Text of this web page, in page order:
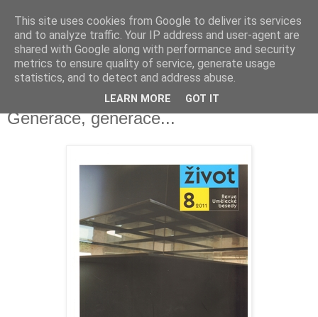
Ivan Binar
webové stránky spisovatele
neděle 29. dubna 2012
Generace, generace...
This site uses cookies from Google to deliver its services
and to analyze traffic. Your IP address and user-agent are
shared with Google along with performance and security
metrics to ensure quality of service, generate usage
statistics, and to detect and address abuse.
LEARN MORE GOT IT